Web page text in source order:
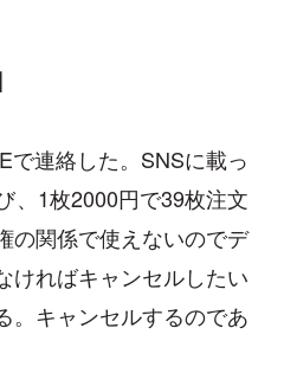
で連絡した。SNSに載っ
、1枚2000円で39枚注文
の関係で使えないのでデ
ければキャンセルしたい
。キャンセルするのであ